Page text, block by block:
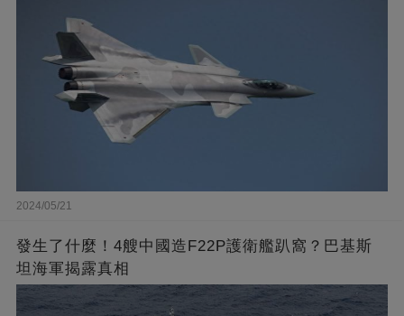
2024/05/21
發生了什麼！4艘中國造F22P護衛艦趴窩？巴基斯
坦海軍揭露真相